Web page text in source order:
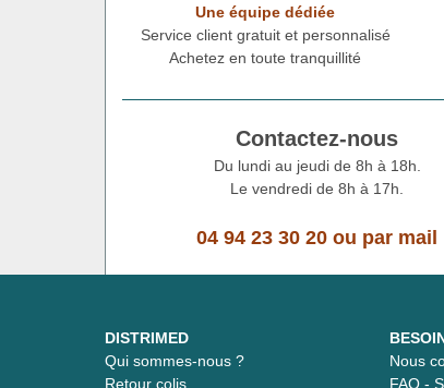
Une équipe dédiée
Service client gratuit et personnalisé
Achetez en toute tranquillité
Contactez-nous
Du lundi au jeudi de 8h à 18h.
Le vendredi de 8h à 17h.
04 94 23 30 20 ou par mail
DISTRIMED
Qui sommes-nous ?
Retour colis
Nous
FAQ -